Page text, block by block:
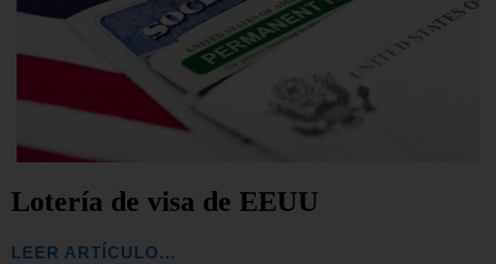
Lotería de visa de EEUU
LEER ARTÍCULO...